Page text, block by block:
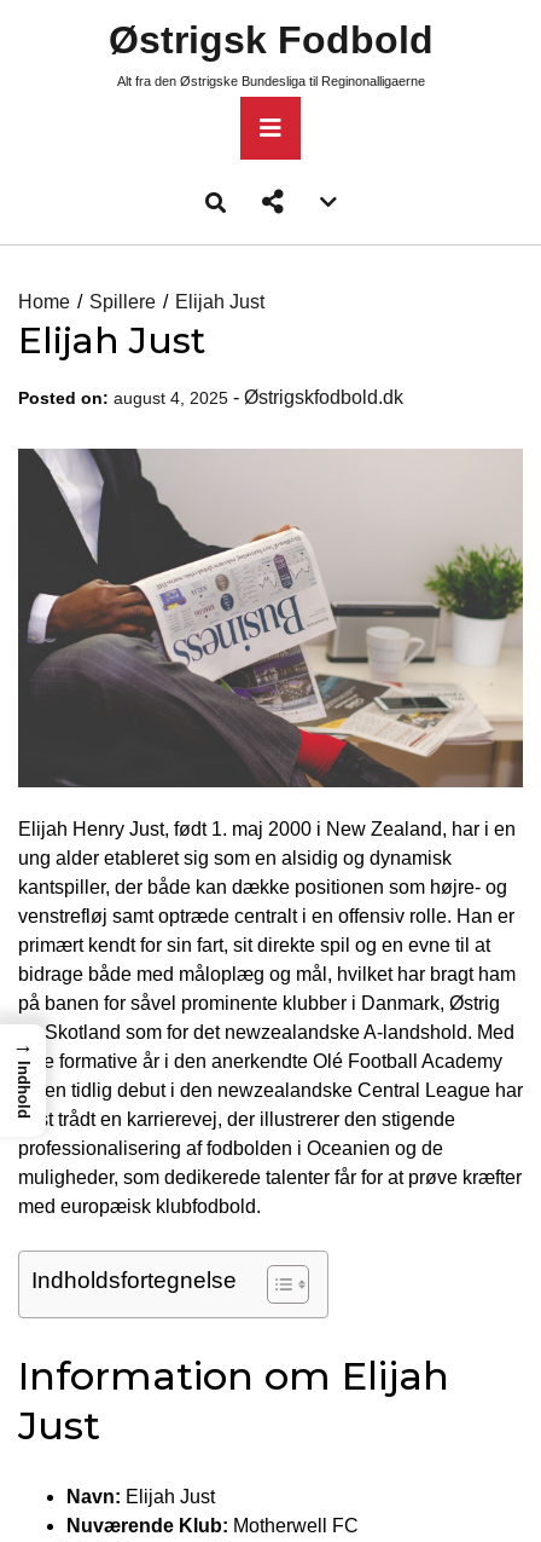
Østrigsk Fodbold
Alt fra den Østrigske Bundesliga til Reginonalligaerne
Primary
Menu
menu
Home
Spillere Elijah Just
Elijah Just
Posted on: august 4, 2025 - Østrigskfodbold.dk
Elijah Henry Just, født 1. maj 2000 i New Zealand, har i en
ung alder etableret sig som en alsidig og dynamisk
kantspiller, der både kan dække positionen som højre- og
venstrefløj samt optræde centralt i en offensiv rolle. Han er
primært kendt for sin fart, sit direkte spil og en evne til at
bidrage både med måloplæg og mål, hvilket har bragt ham
på banen for såvel prominente klubber i Danmark, Østrig
og Skotland som for det newzealandske A-landshold. Med
sine formative år i den anerkendte Olé Football Academy
og en tidlig debut i den newzealandske Central League har
Just trådt en karrierevej, der illustrerer den stigende
professionalisering af fodbolden i Oceanien og de
muligheder, som dedikerede talenter får for at prøve kræfter
med europæisk klubfodbold.
Indholdsfortegnelse
Information om Elijah
Just
Navn: Elijah Just
Nuværende Klub: Motherwell FC
→
Indhold